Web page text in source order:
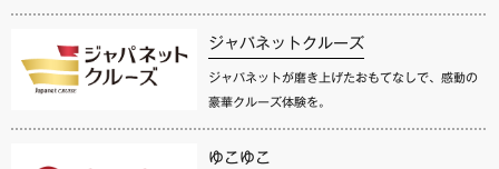
ジャパネットクルーズ
ジャパネットが磨き上げたおもてなしで、感動の
豪華クルーズ体験を。
ゆこゆこ